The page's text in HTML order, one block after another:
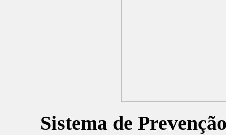
Sistema de